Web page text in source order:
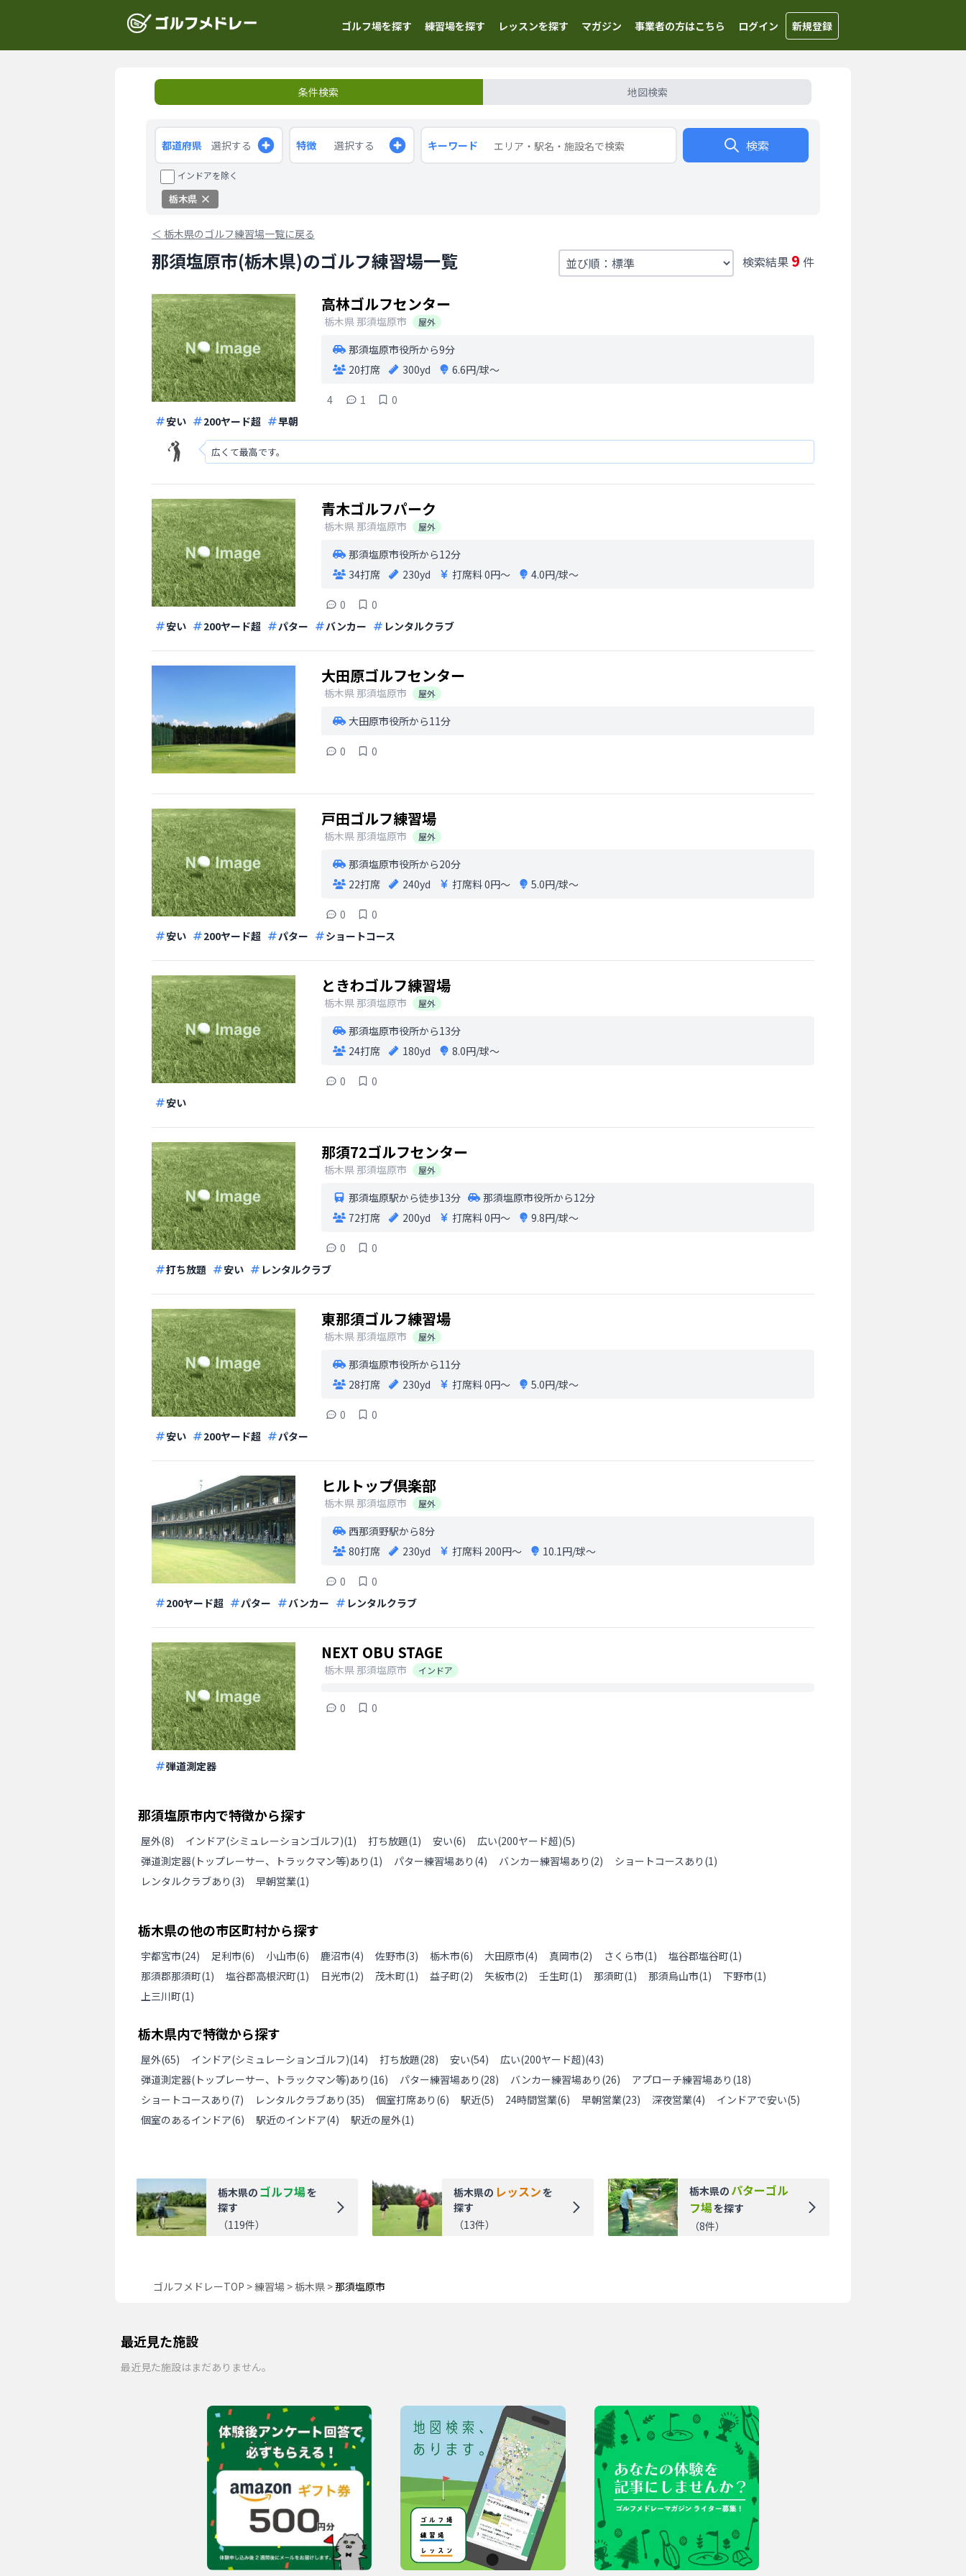
ゴルフ場を探す 練習場を探す レッスンを探す マガジン 事業者の方はこちら ログイン 新規登録
条件検索 地図検索
都道府県 選択する 特徴 選択する キーワード 検索
インドアを除く
栃木県
＜ 栃木県のゴルフ練習場一覧に戻る
那須塩原市(栃木県)のゴルフ練習場一覧 検索結果 9 件
高林ゴルフセンター
栃木県 那須塩原市 屋外
那須塩原市役所から9分
20打席
300yd 6.6円/球〜
4 1
0
安い
200ヤード超 早朝
広くて最高です。
青木ゴルフパーク
栃木県 那須塩原市 屋外
那須塩原市役所から12分
34打席
230yd 打席料0円〜 4.0円/球〜
0
0
安い
200ヤード超 パター バンカー レンタルクラブ
大田原ゴルフセンター
栃木県 那須塩原市 屋外
大田原市役所から11分
0 0
戸田ゴルフ練習場
栃木県 那須塩原市 屋外
那須塩原市役所から20分
22打席
240yd 打席料0円〜 5.0円/球〜
0
0
安い
200ヤード超 パター ショートコース
ときわゴルフ練習場
栃木県 那須塩原市 屋外
那須塩原市役所から13分
24打席
180yd 8.0円/球〜
0
0
安い
那須72ゴルフセンター
栃木県 那須塩原市 屋外
那須塩原駅から徒歩13分
那須塩原市役所から12分
72打席
200yd 打席料0円〜 9.8円/球〜
0
0
打ち放題
安い レンタルクラブ
東那須ゴルフ練習場
栃木県 那須塩原市 屋外
那須塩原市役所から11分
28打席
230yd 打席料0円〜 5.0円/球〜
0
0
安い
200ヤード超 パター
ヒルトップ倶楽部
栃木県 那須塩原市 屋外
西那須野駅から8分
80打席
230yd 打席料 200円〜 10.1円/球〜
0
0
200ヤード超
パター バンカー レンタルクラブ
NEXT OBU STAGE
栃木県 那須塩原市 インドア
0 0
弾道測定器
那須塩原市内で特徴から探す
屋外(8) インドア(シミュレーションゴルフ)(1) 打ち放題(1) 安い(6) 広い(200ヤード超)(5)
弾道測定器(トップレーサー、トラックマン等)あり (1) パター練習場あり (4) バンカー練習場あり (2) ショートコースあり (1)
レンタルクラブあり (3) 早朝営業(1)
栃木県の他の市区町村から探す
宇都宮市(24) 足利市(6) 小山市(6) 鹿沼市(4) 佐野市(3) 栃木市(6) 大田原市(4) 真岡市(2) さくら市(1) 塩谷郡塩谷町(1)
那須郡那須町(1) 塩谷郡高根沢町(1) 日光市(2) 茂木町(1) 益子町(2) 矢板市(2) 壬生町(1) 那須町(1) 那須烏山市(1) 下野市(1)
上三川町(1)
栃木県内で特徴から探す
屋外(65) インドア(シミュレーションゴルフ)(14) 打ち放題(28) 安い(54) 広い(200ヤード超)(43)
弾道測定器(トップレーサー、トラックマン等)あり (16) パター練習場あり (28) バンカー練習場あり (26) アプローチ練習場あり (18)
ショートコースあり (7) レンタルクラブあり (35) 個室打席あり (6) 駅近(5) 24時間営業(6) 早朝営業(23) 深夜営業(4) インドアで安い(5)
個室のあるインドア(6) 駅近のインドア(4) 駅近の屋外(1)
栃木県の ゴルフ場を
探す
（119件）
栃木県の レッスンを
探す
（13件）
栃木県の パターゴル
フ場を探す
（8件）
ゴルフメドレーTOP >練習場 >栃木県>那須塩原市
最近見た施設
最近見た施設はまだありません。